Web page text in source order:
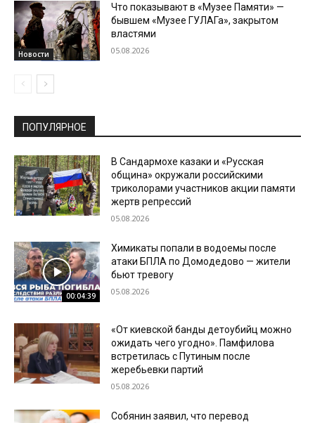
Новости
Что показывают в «Музее Памяти» —
бывшем «Музее ГУЛАГа», закрытом
властями
05.08.2026
ПОПУЛЯРНОЕ
В Сандармохе казаки и «Русская
община» окружали российскими
триколорами участников акции памяти
жертв репрессий
05.08.2026
00:04:39
Химикаты попали в водоемы после
атаки БПЛА по Домодедово — жители
бьют тревогу
05.08.2026
«От киевской банды детоубийц можно
ожидать чего угодно». Памфилова
встретилась с Путиным после
жеребьевки партий
05.08.2026
Собянин заявил, что перевод